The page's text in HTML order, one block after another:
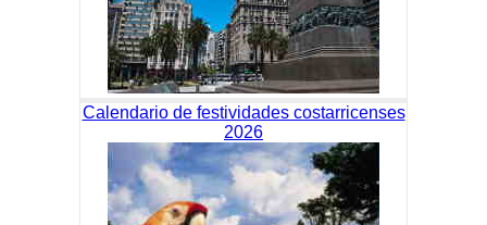
Calendario de festividades costarricenses
2026